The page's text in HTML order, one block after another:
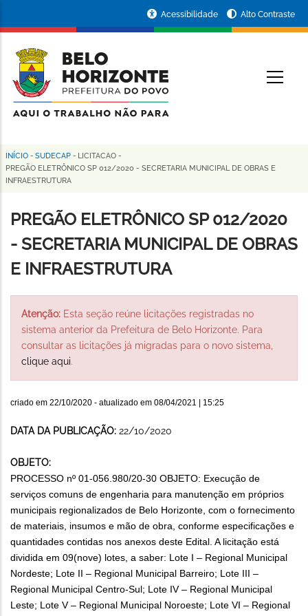
conteúdo
principal
da
Prefeitura
de
Horizonte
Acessibilidade Alto Contraste
Trilha
de
navegação
INÍCIO - SUDECAP - LICITACAO -
PREGÃO ELETRÔNICO SP 012/2020 - SECRETARIA MUNICIPAL DE OBRAS E
INFRAESTRUTURA
PREGÃO ELETRÔNICO SP 012/2020
- SECRETARIA MUNICIPAL DE OBRAS
E INFRAESTRUTURA
Atenção: Esta seção reúne licitações registradas no
sistema anterior da Prefeitura de Belo Horizonte. Para
consultar as licitações já migradas para o novo sistema,
clique aqui.
criado em 22/10/2020 - atualizado em 08/04/2021 | 15:25
DATA DA PUBLICAÇÃO: 22/10/2020
OBJETO:
PROCESSO nº 01-056.980/20-30 OBJETO: Execução de
serviços comuns de engenharia para manutenção em próprios
municipais regionalizados de Belo Horizonte, com o fornecimento
de materiais, insumos e mão de obra, conforme especificações e
quantidades contidas nos anexos deste Edital. A licitação está
dividida em 09(nove) lotes, a saber: Lote I – Regional Municipal
Nordeste; Lote II – Regional Municipal Barreiro; Lote III –
Regional Municipal Centro-Sul; Lote IV – Regional Municipal
Leste; Lote V – Regional Municipal Noroeste; Lote VI – Regional